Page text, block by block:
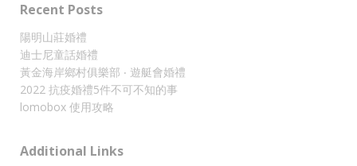
Recent Posts
陽明山莊婚禮
迪士尼童話婚禮
黃金海岸鄉村俱樂部 ‧ 遊艇會婚禮
2022 抗疫婚禮5件不可不知的事
lomobox 使用攻略
Additional Links